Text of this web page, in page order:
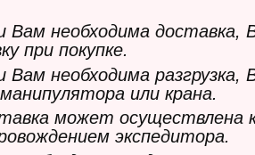
Вам необходима
при покупке.
Вам необходима
или крана.
может осуществлена
экспедитора.